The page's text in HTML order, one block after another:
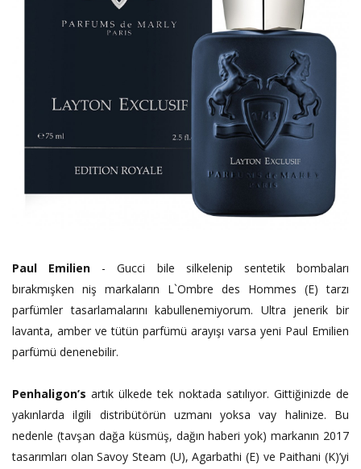
Paul Emilien - Gucci bile silkelenip sentetik bombaları
bırakmışken niş markaların L`Ombre des Hommes (E) tarzı
parfümler tasarlamalarını kabullenemiyorum. Ultra jenerik bir
lavanta, amber ve tütün parfümü arayışı varsa yeni Paul Emilien
parfümü denenebilir.
Penhaligon’s artık ülkede tek noktada satılıyor. Gittiğinizde de
yakınlarda ilgili distribütörün uzmanı yoksa vay halinize. Bu
nedenle (tavşan dağa küsmüş, dağın haberi yok) markanın 2017
tasarımları olan Savoy Steam (U), Agarbathi (E) ve Paithani (K)’yi